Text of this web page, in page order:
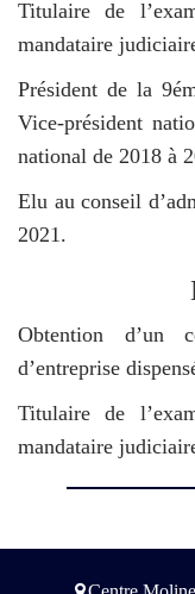
Titulaire de
mandataire
Président de la
Vice-président
national de 2018 à
Elu au conseil
2021.
Obtention d’un
d’entreprise
Titulaire de
mandataire